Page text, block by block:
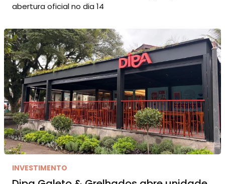
abertura oficial no dia 14
INVESTIMENTO